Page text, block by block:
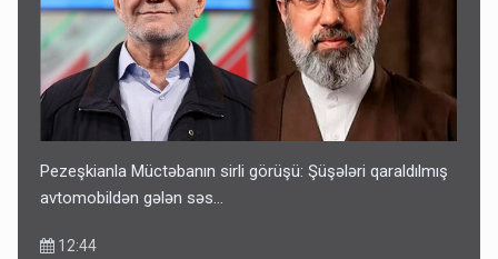
Pezeşkianla Müctəbanın sirli görüşü: Şüşələri qaraldılmış
avtomobildən gələn səs...
12:44